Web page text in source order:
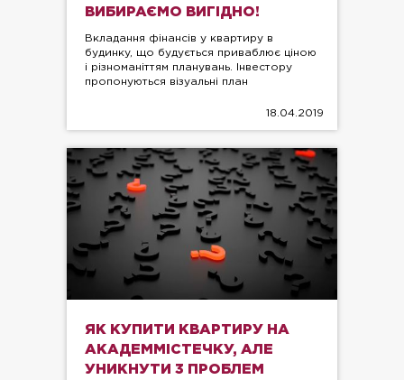
ВИБИРАЄМО ВИГІДНО!
Вкладання фінансів у квартиру в
будинку, що будується приваблює ціною
і різноманіттям планувань. Інвестору
пропонуються візуальні план
18.04.2019
ЯК КУПИТИ КВАРТИРУ НА
АКАДЕММІСТЕЧКУ, АЛЕ
УНИКНУТИ 3 ПРОБЛЕМ